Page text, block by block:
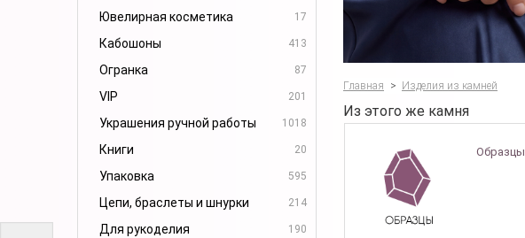
Ювелирная косметика 17
Кабошоны 413
Огранка 87
VIP 201
Украшения ручной работы 1018
Книги 20
Упаковка 595
Цепи, браслеты и шнурки 214
Для рукоделия 190
Главная > Изделия из камней
Из этого же камня
Образцы